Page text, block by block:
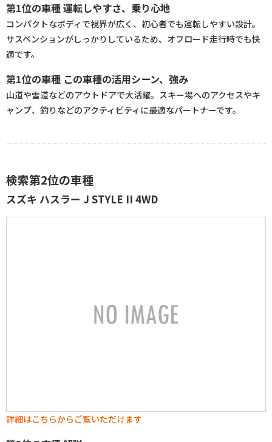
第1位の車種 運転しやすさ、乗り心地
コンパクトなボディで視界が広く、初心者でも運転しやすい設計。
サスペンションがしっかりしているため、オフロード走行時でも快
適です。
第1位の車種 この車種の活用シーン、強み
山道や雪道などのアウトドアで大活躍。スキー場へのアクセスやキ
ャンプ、釣りなどのアクティビティに最適なパートナーです。
検索第2位の車種
スズキ ハスラー J STYLE II 4WD
詳細はこちらからご覧いただけます